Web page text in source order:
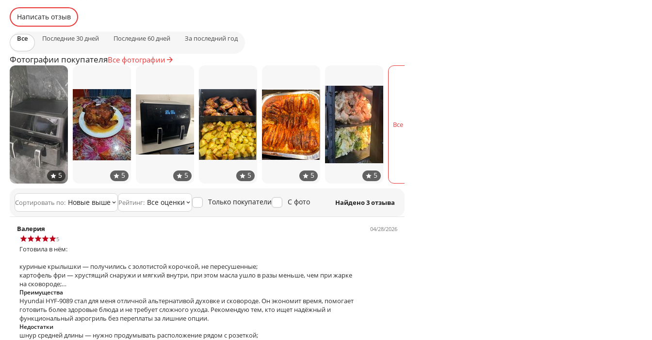
Написать отзыв
Все Последние 30 дней Последние 60 дней За последний год
Фотографии покупателяВсе фотографии
Все фотографии
Сортировать по: Новые выше Рейтинг: Все оценки Только покупатели С фото Найдено 3 отзыва
Валерия
04/28/2026
5
Готовила в нём:
куриные крылышки — получились с золотистой корочкой, не пересушенные;
картофель фри — хрустящий снаружи и мягкий внутри, при этом масла ушло в разы меньше, чем при жарке
на сковороде;
овощи на гриле — сохранили сочность и цвет;
сушила яблоки — равномерное просушивание без подгорания
Преимущества
Hyundai HYF‑9089 стал для меня отличной альтернативой духовке и сковороде. Он экономит время, помогает
готовить более здоровые блюда и не требует сложного ухода. Рекомендую тем, кто ищет надёжный и
функциональный аэрогриль без переплаты за лишние опции.
Недостатки
шнур средней длины — нужно продумывать расположение рядом с розеткой;